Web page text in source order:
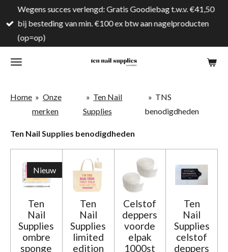
direct
naar
hoofdinhoud
Wegens succes verlengd: Gratis Goodiebag t.w.v. €41,50
bij besteding van min. €100 ex btw aan nagelproducten
(op=op)
Home » Onze
merken
» Ten Nail
Supplies
» TNS
benodigdheden
Ten Nail Supplies benodigdheden
Nieuw
Ten
Nail
Supplies
ombre
sponge
Ten
Nail
Supplies
limited
edition
Celstof
deppers
voorde
elpak
1000st
Ten
Nail
Supplies
celstof
deppers